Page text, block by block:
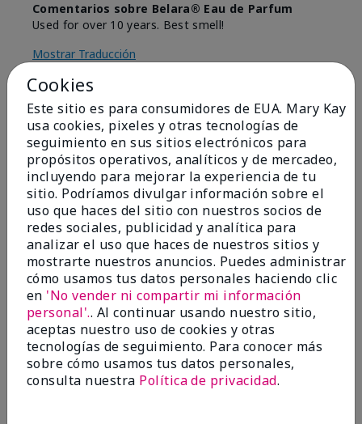
Comentarios sobre Belara® Eau de Parfum
Used for over 10 years. Best smell!
Mostrar Traducción
Conclusión
¿Le ha resultado útil esta
opinión?
4 0
Marcar esta opinión
5
Kristen
EnviadoHace 10 meses
por Jennifer
de MECHANCSBRG
Comprador verificado
Cookies
Este sitio es para consumidores de EUA. Mary Kay
usa cookies, pixeles y otras tecnologías de
seguimiento en sus sitios electrónicos para
propósitos operativos, analíticos y de mercadeo,
incluyendo para mejorar la experiencia de tu
sitio. Podríamos divulgar información sobre el
uso que haces del sitio con nuestros socios de
redes sociales, publicidad y analítica para
analizar el uso que haces de nuestros sitios y
mostrarte nuestros anuncios. Puedes administrar
cómo usamos tus datos personales haciendo clic
en 'No vender ni compartir mi información
personal'.. Al continuar usando nuestro sitio,
aceptas nuestro uso de cookies y otras
tecnologías de seguimiento. Para conocer más
sobre cómo usamos tus datos personales,
consulta nuestra Política de privacidad.